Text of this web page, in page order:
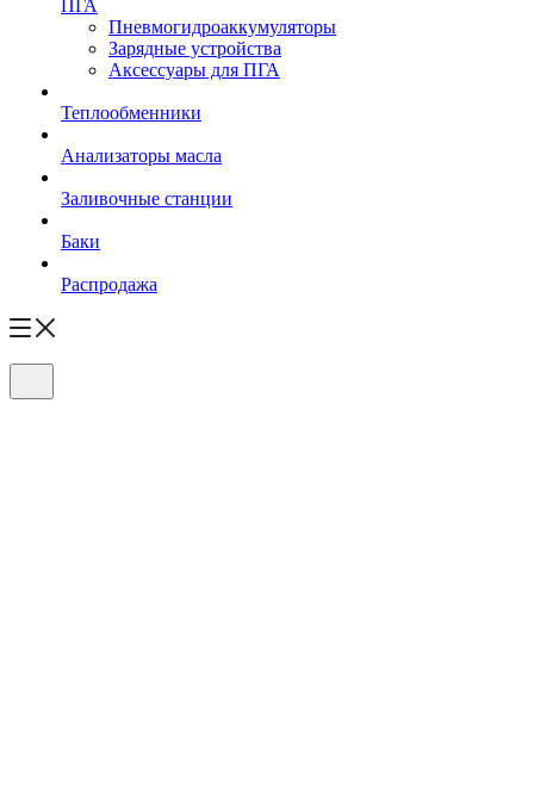
ПГА
Пневмогидроаккумуляторы
Зарядные устройства
Аксессуары для ПГА
Теплообменники
Анализаторы масла
Заливочные станции
Баки
Распродажа